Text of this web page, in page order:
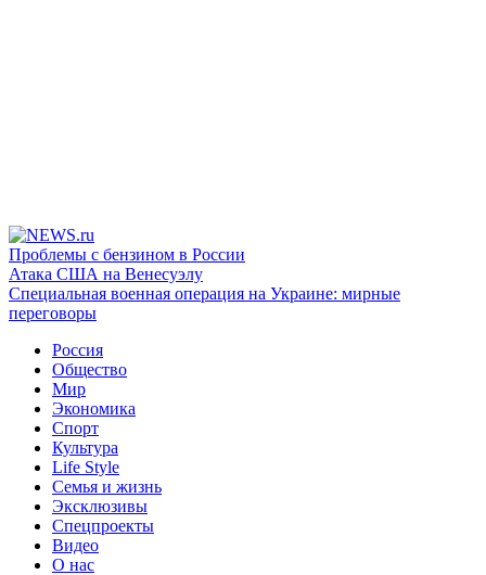
Проблемы с бензином в России
Атака США на Венесуэлу
Специальная военная операция на Украине: мирные
переговоры
Россия
Общество
Мир
Экономика
Спорт
Культура
Life Style
Семья и жизнь
Эксклюзивы
Спецпроекты
Видео
О нас